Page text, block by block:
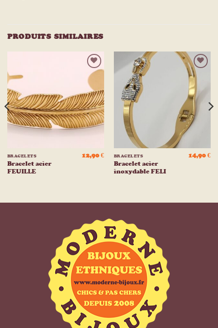
PRODUITS SIMILAIRES
Ajouter
liste
d’envies
BRACELETS
Bracelet acier
FEUILLE
12,90€
Ajouter
liste
d’envies
BRACELETS
Bracelet acier
inoxydable FELI
14,90€